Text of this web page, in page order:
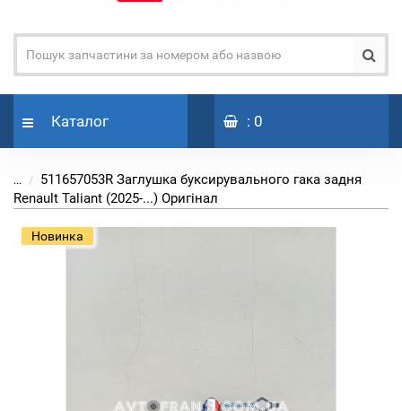
Каталог : 0
...
511657053R Заглушка буксирувального гака задня
Renault Taliant (2025-...) Оригінал
Новинка